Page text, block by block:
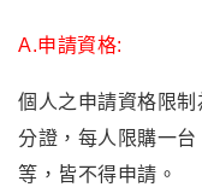
A.申請資格:
個人之申請資格限
分證，每人限購一
等，皆不得申請。